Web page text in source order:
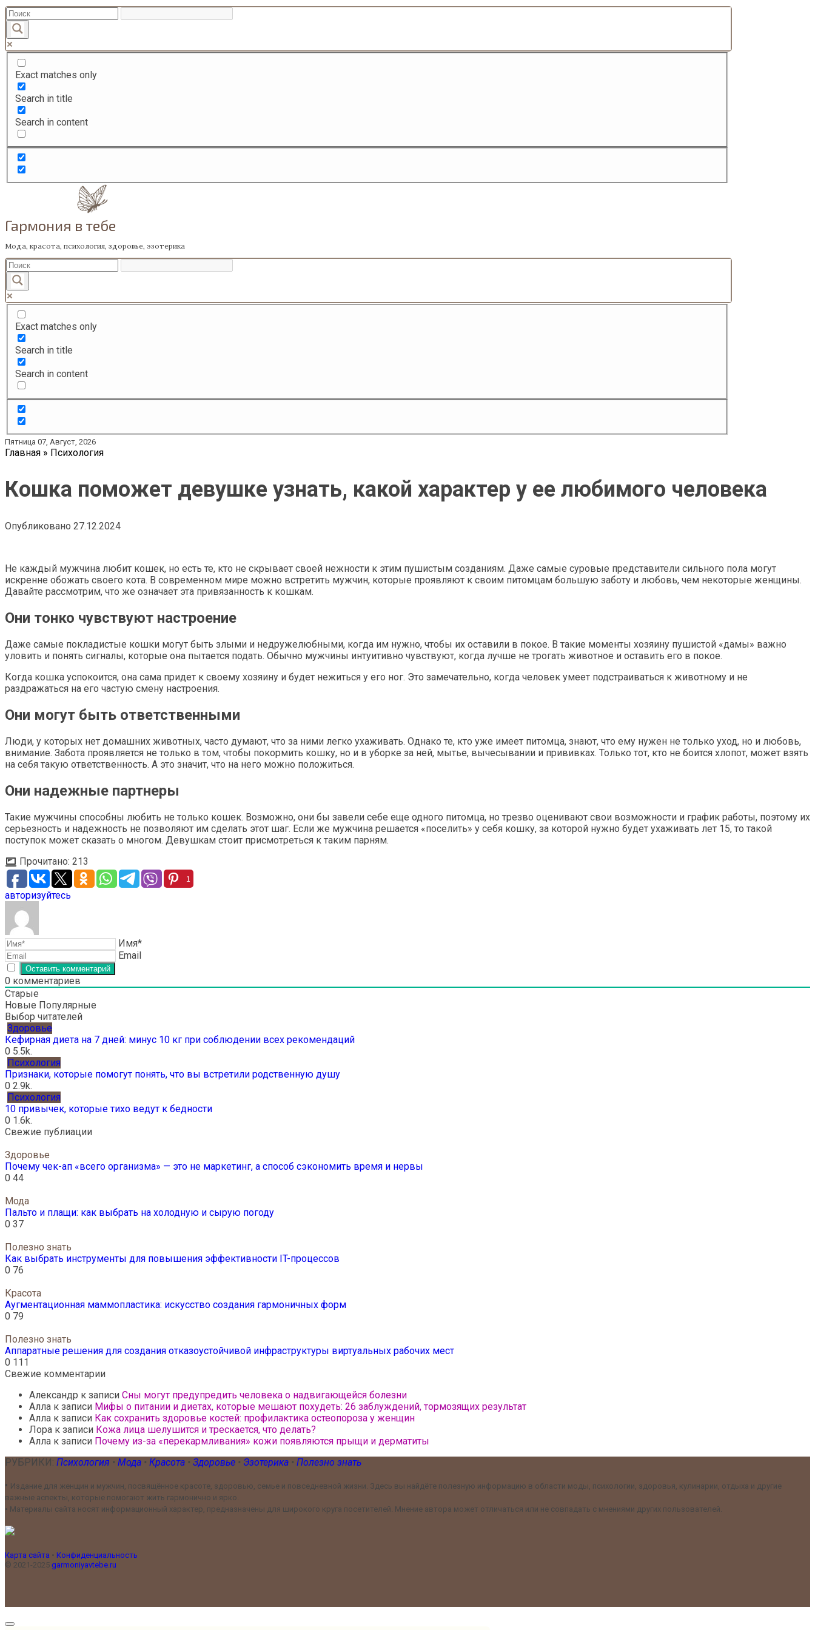
Перейти
к
содержанию
Exact matches only
Search in title
Search in content
Гармония в тебе
Мода, красота, психология, здоровье, эзотерика
Exact matches only
Search in title
Search in content
Пятница 07, Август, 2026
Главная » Психология
Кошка поможет девушке узнать, какой характер у ее любимого человека
Опубликовано 27.12.2024
Не каждый мужчина любит кошек, но есть те, кто не скрывает своей нежности к этим пушистым созданиям. Даже самые суровые представители сильного пола могут
искренне обожать своего кота. В современном мире можно встретить мужчин, которые проявляют к своим питомцам большую заботу и любовь, чем некоторые женщины.
Давайте рассмотрим, что же означает эта привязанность к кошкам.
Они тонко чувствуют настроение
Даже самые покладистые кошки могут быть злыми и недружелюбными, когда им нужно, чтобы их оставили в покое. В такие моменты хозяину пушистой «дамы» важно
уловить и понять сигналы, которые она пытается подать. Обычно мужчины интуитивно чувствуют, когда лучше не трогать животное и оставить его в покое.
Когда кошка успокоится, она сама придет к своему хозяину и будет нежиться у его ног. Это замечательно, когда человек умеет подстраиваться к животному и не
раздражаться на его частую смену настроения.
Они могут быть ответственными
Люди, у которых нет домашних животных, часто думают, что за ними легко ухаживать. Однако те, кто уже имеет питомца, знают, что ему нужен не только уход, но и любовь,
внимание. Забота проявляется не только в том, чтобы покормить кошку, но и в уборке за ней, мытье, вычесывании и прививках. Только тот, кто не боится хлопот, может взять
на себя такую ответственность. А это значит, что на него можно положиться.
Они надежные партнеры
Такие мужчины способны любить не только кошек. Возможно, они бы завели себе еще одного питомца, но трезво оценивают свои возможности и график работы, поэтому их
серьезность и надежность не позволяют им сделать этот шаг. Если же мужчина решается «поселить» у себя кошку, за которой нужно будет ухаживать лет 15, то такой
поступок может сказать о многом. Девушкам стоит присмотреться к таким парням.
Прочитано: 213
1
авторизуйтесь
Имя*
Email
0 комментариев
Старые
Новые Популярные
Выбор читателей
Здоровье
Кефирная диета на 7 дней: минус 10 кг при соблюдении всех рекомендаций
0 5.5k.
Психология
Признаки, которые помогут понять, что вы встретили родственную душу
0 2.9k.
Психология
10 привычек, которые тихо ведут к бедности
0 1.6k.
Свежие публиации
Здоровье
Почему чек-ап «всего организма» — это не маркетинг, а способ сэкономить время и нервы
0 44
Мода
Пальто и плащи: как выбрать на холодную и сырую погоду
0 37
Полезно знать
Как выбрать инструменты для повышения эффективности IT-процессов
0 76
Красота
Аугментационная маммопластика: искусство создания гармоничных форм
0 79
Полезно знать
Аппаратные решения для создания отказоустойчивой инфраструктуры виртуальных рабочих мест
0 111
Свежие комментарии
Александр к записи Сны могут предупредить человека о надвигающейся болезни
Алла к записи Мифы о питании и диетах, которые мешают похудеть: 26 заблуждений, тормозящих результат
Алла к записи Как сохранить здоровье костей: профилактика остеопороза у женщин
Лора к записи Кожа лица шелушится и трескается, что делать?
Алла к записи Почему из-за «перекармливания» кожи появляются прыщи и дерматиты
РУБРИКИ: Психология • Мода • Красота • Здоровье • Эзотерика • Полезно знать
• Издание для женщин и мужчин, посвящённое красоте, здоровью, семье и повседневной жизни. Здесь вы найдёте полезную информацию в области моды, психологии, здоровья, кулинарии, отдыха и другие
важные аспекты, которые помогают жить гармонично и ярко.
• Материалы сайта носят информационный характер, предназначены для широкого круга посетителей. Мнение автора может отличаться или не совпадать с мнениями других пользователей.
Карта сайта • Конфиденциальность
© 2021-2025 garmoniyavtebe.ru